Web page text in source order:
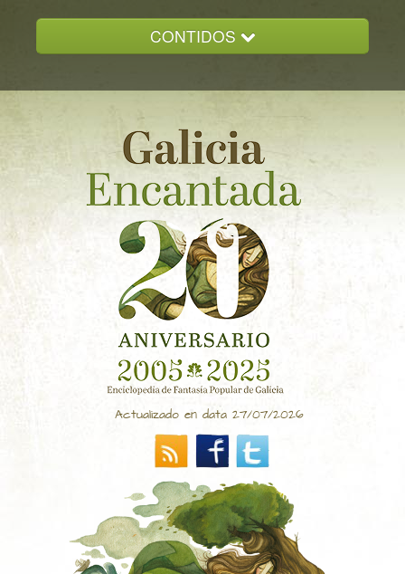
CONTIDOS
GALICIA ENCANTADA
DOCUMENTACION
NOVAS
CONTACTO
Actualizado en data 27/07/2026